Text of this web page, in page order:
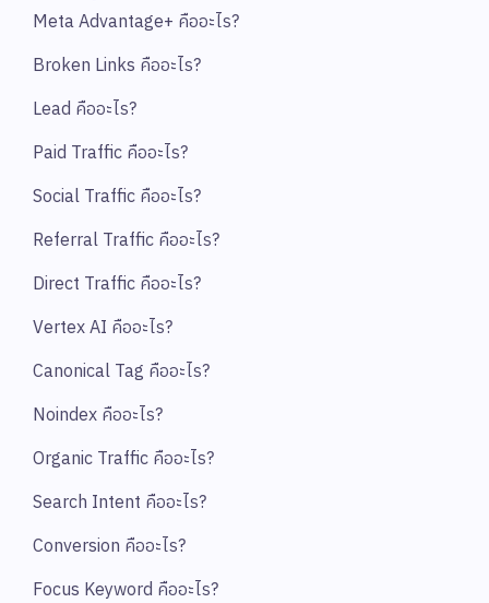
Meta Advantage+ คืออะไร?
Broken Links คืออะไร?
Lead คืออะไร?
Paid Traffic คืออะไร?
Social Traffic คืออะไร?
Referral Traffic คืออะไร?
Direct Traffic คืออะไร?
Vertex AI คืออะไร?
Canonical Tag คืออะไร?
Noindex คืออะไร?
Organic Traffic คืออะไร?
Search Intent คืออะไร?
Conversion คืออะไร?
Focus Keyword คืออะไร?